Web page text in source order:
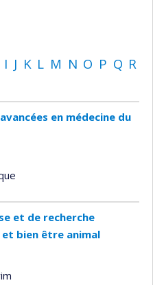
I J K L M N O P Q R
en médecine du
et de recherche
bien être animal